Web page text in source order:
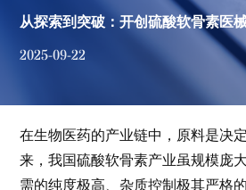
从探索到突破：开创硫酸软骨素医
2025-09-22
在生物医药的产业链中，原料是决
来，我国硫酸软骨素产业虽规模庞
需的纯度极高、杂质控制极其严格